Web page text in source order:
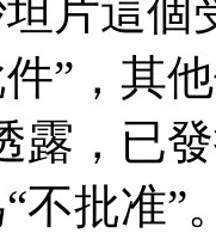
片這個
”，其
露，已
不批准”